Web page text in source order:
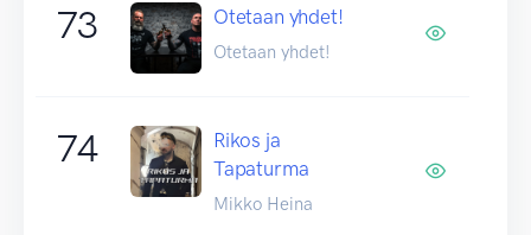
73 Otetaan yhdet!
Otetaan yhdet!
74
Rikos ja
Tapaturma
Mikko Heina